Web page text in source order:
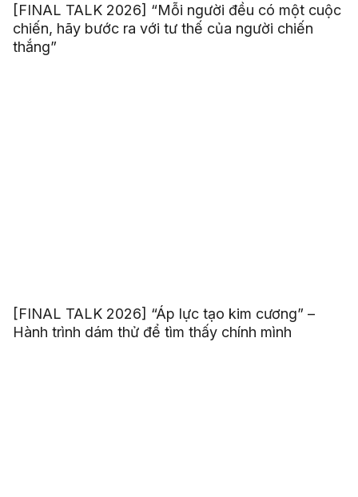
[FINAL TALK 2026] “Mỗi người đều có một cuộc
chiến, hãy bước ra với tư thế của người chiến
thắng”
[FINAL TALK 2026] “Áp lực tạo kim cương” –
Hành trình dám thử để tìm thấy chính mình